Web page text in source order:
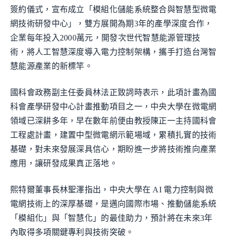
簽約儀式，宣布成立「模組化儲能系統整合與智慧型微電
網技術研發中心」，雙方展開為期3年的產學深度合作，
企業每年投入2000萬元，開發次世代智慧能源管理技
術，將人工智慧深度導入電力控制架構，攜手打造台灣智
慧能源產業的新標竿。
國科會政務副主任委員林法正致詞時表示，此項計畫為國
科會產學研發中心計畫推動項目之一，中央大學在微電網
領域已深耕多年，早在數年前便由教授陳正一主持國科會
工程處計畫，建置中型微電網示範場域，累積扎實的技術
基礎，對未來發展深具信心，期盼進一步將技術推向產業
應用，讓研發成果真正落地。
熙特爾董事長林聖澤指出，中央大學在 AI 電力控制與微
電網技術上的深厚基礎，是邁向國際市場、推動儲能系統
「模組化」與「智慧化」的最佳助力，預計將在未來3年
內取得多項關鍵專利與技術突破。